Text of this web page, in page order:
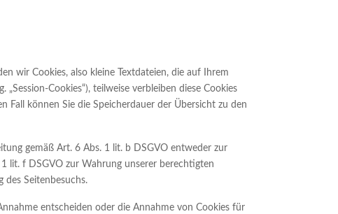
wir Cookies, also kleine Textdateien, die auf Ihrem
Cookies“), teilweise verbleiben diese Cookies
Fall können Sie die Speicherdauer der Übersicht zu den
gemäß Art. 6 Abs. 1 lit. b DSGVO entweder zur
lit. f DSGVO zur Wahrung unserer berechtigten
des Seitenbesuchs.
entscheiden oder die Annahme von Cookies für